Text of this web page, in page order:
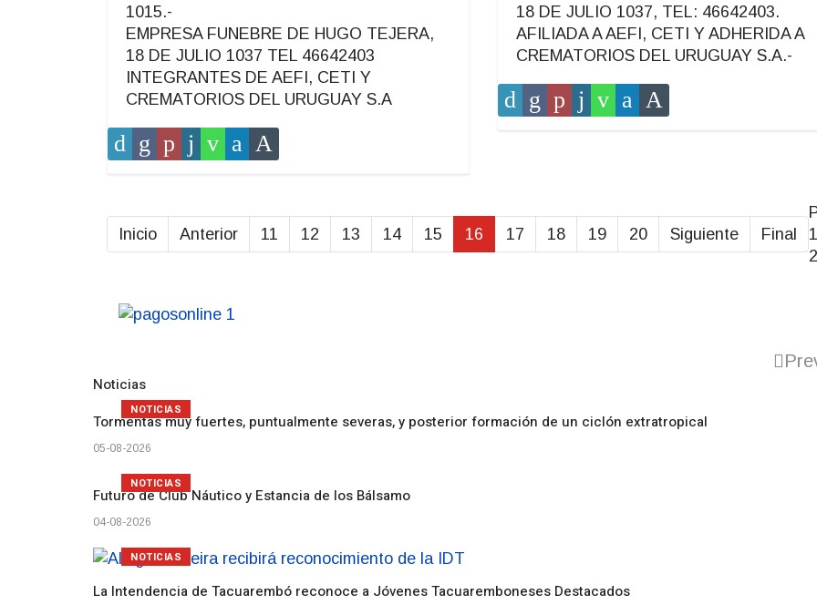
1015.-
EMPRESA FUNEBRE DE HUGO TEJERA,
18 DE JULIO 1037 TEL 46642403
INTEGRANTES DE AEFI, CETI Y
CREMATORIOS DEL URUGUAY S.A
18 DE JULIO 1037, TEL: 46642403.
AFILIADA A AEFI, CETI Y ADHERIDA A
CREMATORIOS DEL URUGUAY S.A.-
Inicio Anterior 11 12 13 14 15 16 17 18 19 20 Siguiente Final
Noticias
Tormentas muy fuertes, puntualmente severas, y posterior formación de un ciclón extratropical
05-08-2026
NOTICIAS
Futuro de Club Náutico y Estancia de los Bálsamo
04-08-2026
NOTICIAS
La Intendencia de Tacuarembó reconoce a Jóvenes Tacuaremboneses Destacados
NOTICIAS